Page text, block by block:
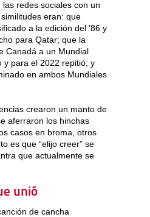
redes sociales con un
similitudes eran: que
a la edición del ’86 y
para Qatar; que la
Canadá a un Mundial
y para el 2022 repitió; y
en ambos Mundiales
crearon un manto de
aferraron los hinchas
casos en broma, otros
es que “elijo creer” se
que actualmente se
unió
de cancha